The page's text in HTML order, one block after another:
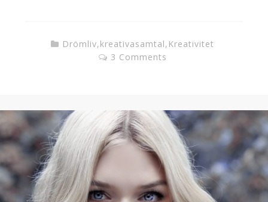
Drömliv,kreativasamtal, Kreativitet
3 Comments